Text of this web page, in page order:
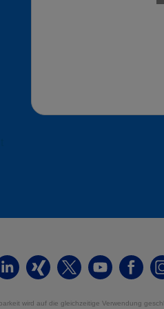
wird auf die gleichzeitige Verwendung